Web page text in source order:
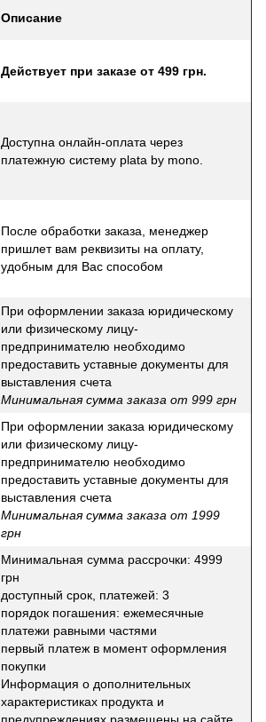
Описание
Действует при заказе от 499 грн.
Доступна онлайн-оплата через
платежную систему plata by mono.
После обработки заказа, менеджер
пришлет вам реквизиты на оплату,
удобным для Вас способом
При оформлении заказа юридическому
или физическому лицу-
предпринимателю необходимо
предоставить уставные документы для
выставления счета
Минимальная сумма заказа от 999 грн
При оформлении заказа юридическому
или физическому лицу-
предпринимателю необходимо
предоставить уставные документы для
выставления счета
Минимальная сумма заказа от 1999
грн
Минимальная сумма рассрочки: 4999
грн
доступный срок, платежей: 3
порядок погашения: ежемесячные
платежи равными частями
первый платеж в момент оформления
покупки
Информация о дополнительных
характеристиках продукта и
предупреждениях размещены на сайте